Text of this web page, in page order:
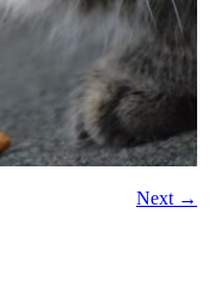
Next →